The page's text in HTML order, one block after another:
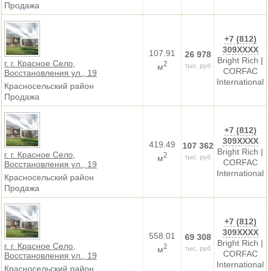
Продажа
г. г. Красное Село,
Восстановления ул., 19
Красносельский район
Продажа
107.91
м2
26 978
тыс. руб
+7 (812)
309XXXX
Bright Rich |
CORFAC
International
г. г. Красное Село,
Восстановления ул., 19
Красносельский район
Продажа
419.49
м2
107 362
тыс. руб
+7 (812)
309XXXX
Bright Rich |
CORFAC
International
г. г. Красное Село,
Восстановления ул., 19
Красносельский район
558.01
м2
69 308
тыс. руб
+7 (812)
309XXXX
Bright Rich |
CORFAC
International